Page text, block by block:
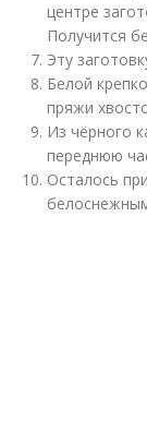
центре
Получится
Эту
Белой
пряжи
Из чёрного
переднюю
Осталось